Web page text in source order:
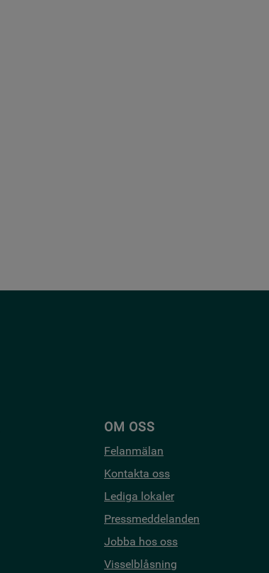
OM OSS
Felanmälan
Kontakta oss
Lediga lokaler
Pressmeddelanden
Jobba hos oss
Visselblåsning